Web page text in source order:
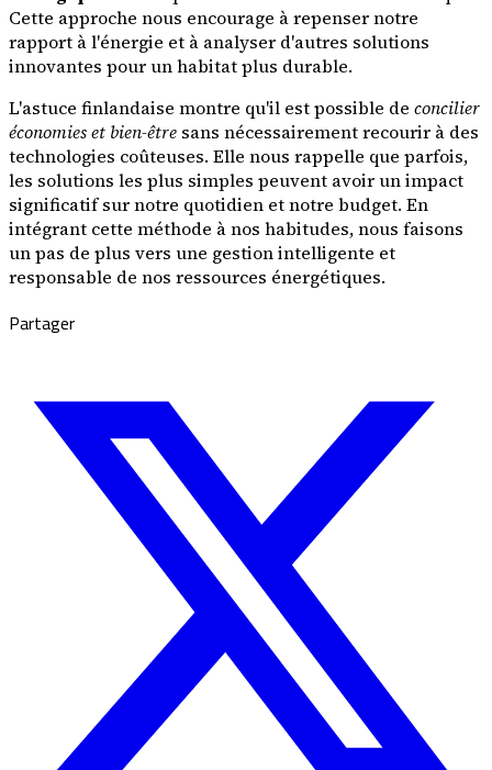
Cette approche nous encourage à repenser notre
rapport à l'énergie et à analyser d'autres solutions
innovantes pour un habitat plus durable.
L'astuce finlandaise montre qu'il est possible de concilier
économies et bien-être sans nécessairement recourir à des
technologies coûteuses. Elle nous rappelle que parfois,
les solutions les plus simples peuvent avoir un impact
significatif sur notre quotidien et notre budget. En
intégrant cette méthode à nos habitudes, nous faisons
un pas de plus vers une gestion intelligente et
responsable de nos ressources énergétiques.
Partager